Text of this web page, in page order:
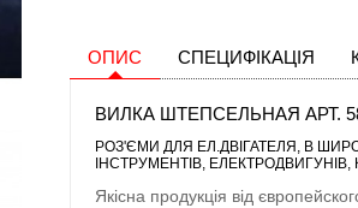
ОПИС СПЕЦИФІКАЦІЯ
ВИЛКА ШТЕПСЕЛЬНАЯ АРТ.
РОЗ'ЄМИ ДЛЯ ЕЛ.ДВІГАТЕЛЯ , В
ІНСТРУМЕНТІВ, ЕЛЕКТРОДВИГУНІВ,
Якісна продукція від